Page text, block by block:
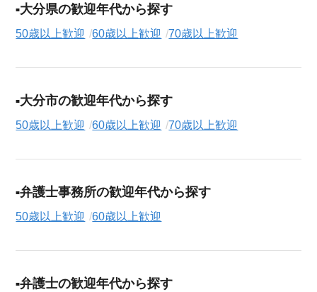
大分県の歓迎年代から探す
50歳以上歓迎 60歳以上歓迎 70歳以上歓迎
大分市の歓迎年代から探す
50歳以上歓迎 60歳以上歓迎 70歳以上歓迎
弁護士事務所の歓迎年代から探す
50歳以上歓迎 60歳以上歓迎
弁護士の歓迎年代から探す